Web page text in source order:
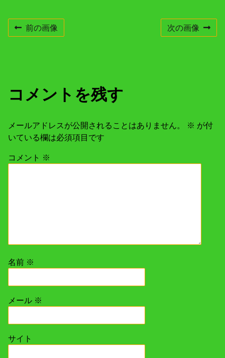
前の画像 次の画像
コメントを残す
メールアドレスが公開されることはありません。 ※ が付
いている欄は必須項目です
コメント ※
名前 ※
メール ※
サイト